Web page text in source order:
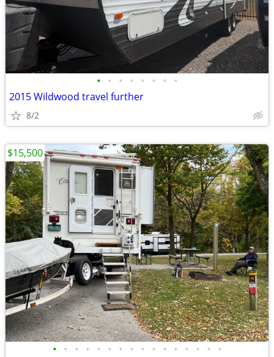
• • • • • • • •
2015 Wildwood travel further
8/2
• • • • • • • • • • • • • • • •
$15,500